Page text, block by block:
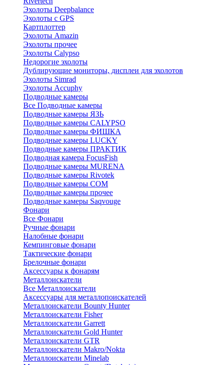
Эхолоты Deepbalance
Эхолоты с GPS
Картплоттер
Эхолоты Amazin
Эхолоты прочее
Эхолоты Calypso
Недорогие эхолоты
Дублирующие мониторы, дисплеи для эхолотов
Эхолоты Simrad
Эхолоты Accuphy
Подводные камеры
Все Подводные камеры
Подводные камеры ЯЗЬ
Подводные камеры CALYPSO
Подводные камеры ФИШКА
Подводные камеры LUCKY
Подводные камеры ПРАКТИК
Подводная камера FocusFish
Подводные камеры MURENA
Подводные камеры Rivotek
Подводные камеры СОМ
Подводные камеры прочее
Подводные камеры Saqvouge
Фонари
Все Фонари
Ручные фонари
Налобные фонари
Кемпинговые фонари
Тактические фонари
Брелочные фонари
Аксессуары к фонарям
Металлоискатели
Все Металлоискатели
Аксессуары для металлопоискателей
Металлоискатели Bounty Hunter
Металлоискатели Fisher
Металлоискатели Garrett
Металлоискатели Gold Hunter
Металлоискатели GTR
Металлоискатели Makro/Nokta
Металлоискатели Minelab